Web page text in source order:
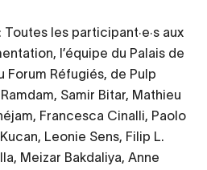
: Toutes les participant·e·s aux
l’équipe du Palais de
Forum Réfugiés, de Pulp
Samir Bitar, Mathieu
Francesca Cinalli, Paolo
Leonie Sens, Filip L.
Meizar Bakdaliya, Anne